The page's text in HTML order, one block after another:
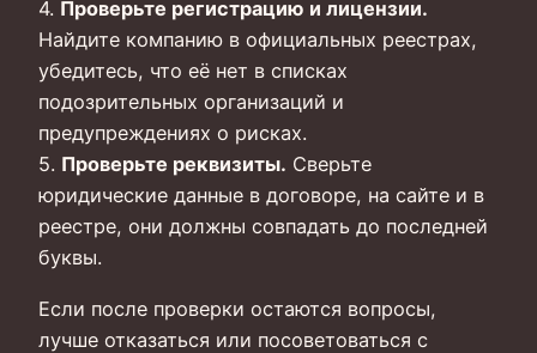
4. Проверьте регистрацию и лицензии.
Найдите компанию в официальных реестрах,
убедитесь, что её нет в списках
подозрительных организаций и
предупреждениях о рисках.
5. Проверьте реквизиты. Сверьте
юридические данные в договоре, на сайте и в
реестре, они должны совпадать до последней
буквы.
Если после проверки остаются вопросы,
лучше отказаться или посоветоваться с